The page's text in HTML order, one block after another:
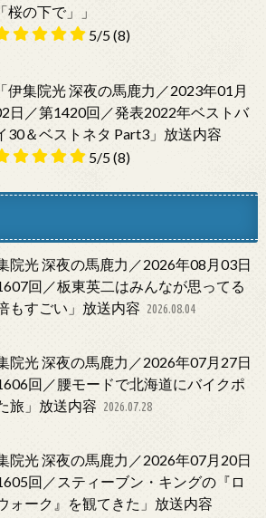
「桜の下で」」
5/5(8)
「伊集院光 深夜の馬鹿力／2023年01月
日／第1420回／発表2022年ベストバ
30＆ベストネタ Part3」放送内容
5/5(8)
院光 深夜の馬鹿力／2026年08月03日
回／板東英二はみんなが思ってる
もすごい」放送内容 2026.08.04
院光 深夜の馬鹿力／2026年07月27日
回／腰モードで北海道にバイクポ
旅」放送内容 2026.07.28
院光 深夜の馬鹿力／2026年07月20日
回／スティーブン・キングの『ロ
ォーク』を観てきた」放送内容